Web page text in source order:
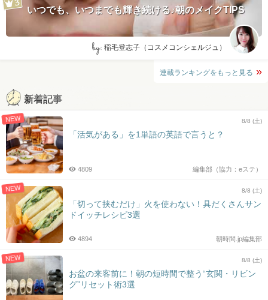
いつでも、いつまでも輝き続ける♪朝のメイクTIPS
by: 稲毛登志子（コスメコンシェルジュ）
連載ランキングをもっと見る
新着記事
NEW 8/8 (土)
「活気がある」を1単語の英語で言うと？
編集部（協力：eステ）
4809
NEW 8/8 (土)
「切って挟むだけ」火を使わない！具だくさんサン
ドイッチレシピ3選
朝時間.jp編集部
4894
NEW 8/8 (土)
お盆の来客前に！朝の短時間で整う“玄関・リビン
グ”リセット術3選